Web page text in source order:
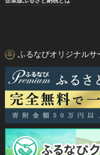
ふるなびオリジナルサ